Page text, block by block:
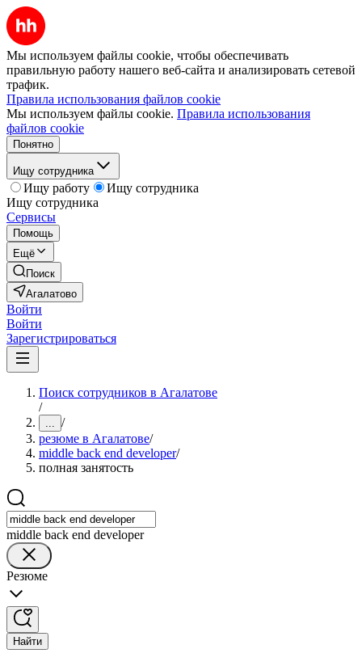
Мы используем файлы cookie, чтобы обеспечивать
правильную работу нашего веб-сайта и анализировать сетевой
трафик.
Правила использования файлов cookie
Мы используем файлы cookie. Правила использования
файлов cookie
Понятно
Ищу сотрудника
Ищу работу
Ищу сотрудника
Ищу сотрудника
Сервисы
Помощь
Ещё
Поиск
Агалатово
Войти
Войти
Зарегистрироваться
Поиск сотрудников в Агалатове
/
... /
резюме в Агалатове/
middle back end developer/
полная занятость
middle back end developer
Резюме
Найти